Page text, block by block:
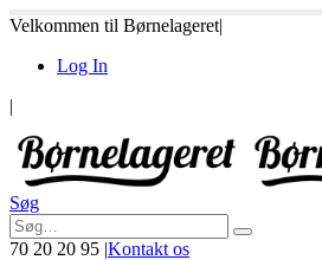
Velkommen til Børnelageret|
Log In
|
Søg
70 20 20 95 |Kontakt os